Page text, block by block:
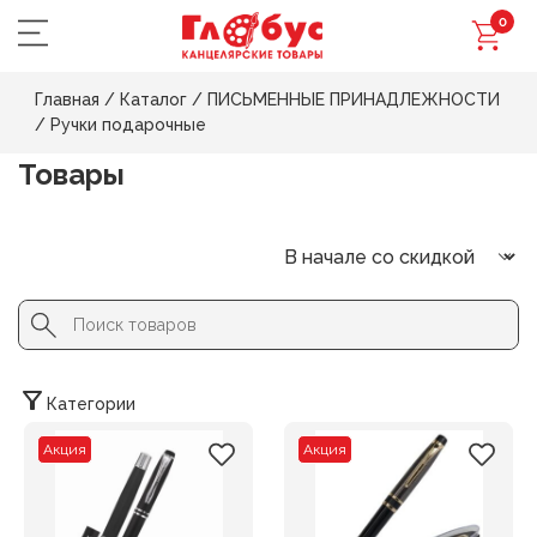
0
Главная / Каталог / ПИСЬМЕННЫЕ ПРИНАДЛЕЖНОСТИ
/ Ручки подарочные
Товары
Search
for:
Button
Категории
Акция Акция